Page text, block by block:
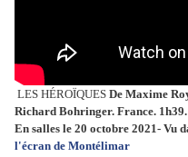
LES HÉROÏQUES De Maxime
Richard Bohringer. France. 1h39.
En salles le 20 octobre 2021- Vu
l'écran de Montélimar